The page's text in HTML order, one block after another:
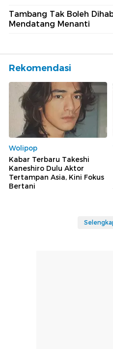
Tambang Tak Boleh
Mendatang Menanti
Rekomendasi
Wolipop
Kabar Terbaru Takeshi
Kaneshiro Dulu Aktor
Tertampan Asia, Kini Fokus
Bertani